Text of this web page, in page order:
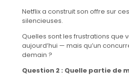
Netflix a construit son offre sur
silencieuses.
Quelles sont les frustrations que
aujourd’hui — mais qu’un
demain ?
Question 2 : Quelle partie de